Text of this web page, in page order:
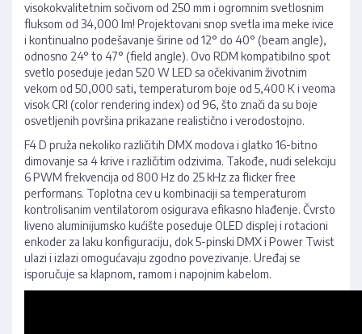
visokokvalitetnim sočivom od 250 mm i ogromnim svetlosnim
fluksom od 34,000 lm! Projektovani snop svetla ima meke ivice
i kontinualno podešavanje širine od 12° do 40° (beam angle),
odnosno 24° to 47° (field angle). Ovo RDM kompatibilno spot
svetlo poseduje jedan 520 W LED sa očekivanim životnim
vekom od 50,000 sati, temperaturom boje od 5,400 K i veoma
visok CRI (color rendering index) od 96, što znači da su boje
osvetljenih površina prikazane realistično i verodostojno.
F4 D pruža nekoliko različitih DMX modova i glatko 16-bitno
dimovanje sa 4 krive i različitim odzivima. Takođe, nudi selekciju
6 PWM frekvencija od 800 Hz do 25 kHz za flicker free
performans. Toplotna cev u kombinaciji sa temperaturom
kontrolisanim ventilatorom osigurava efikasno hlađenje. Čvrsto
liveno aluminijumsko kućište poseduje OLED displej i rotacioni
enkoder za laku konfiguraciju, dok 5-pinski DMX i Power Twist
ulazi i izlazi omogućavaju zgodno povezivanje. Uređaj se
isporučuje sa klapnom, ramom i napojnim kabelom.